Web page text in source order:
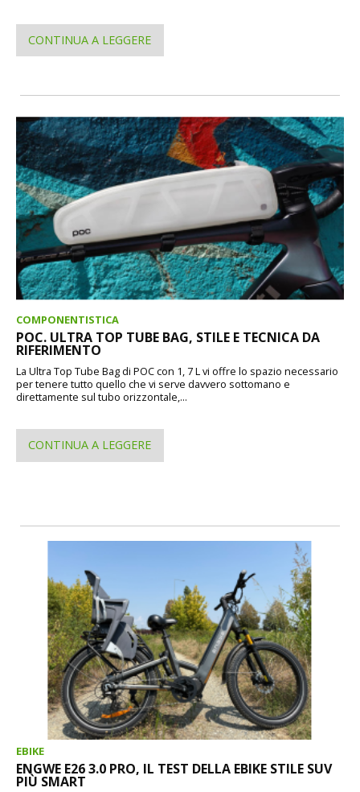
CONTINUA A LEGGERE
COMPONENTISTICA
POC. ULTRA TOP TUBE BAG, STILE E TECNICA DA
RIFERIMENTO
La Ultra Top Tube Bag di POC con 1, 7 L vi offre lo spazio necessario
per tenere tutto quello che vi serve davvero sottomano e
direttamente sul tubo orizzontale,...
CONTINUA A LEGGERE
EBIKE
ENGWE E26 3.0 PRO, IL TEST DELLA EBIKE STILE SUV
PIÙ SMART